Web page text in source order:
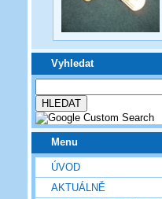
Vyhledat
Menu
ÚVOD
AKTUÁLNĚ